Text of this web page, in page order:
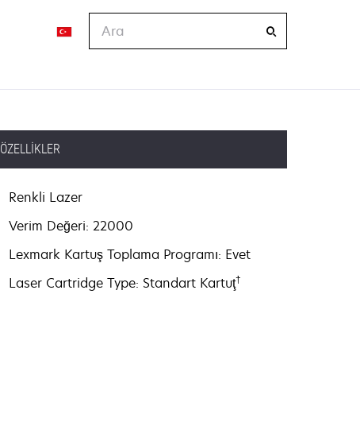
ÖZELLIKLER
Renkli Lazer
Verim Değeri: 22000
Lexmark Kartuş Toplama Programı: Evet
Laser Cartridge Type: Standart Kartuţ†